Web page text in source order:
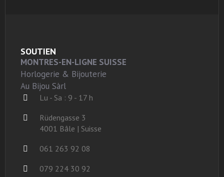
SOUTIEN
MONTRES-EN-LIGNE SUISSE
Horlogerie & Bijouterie
Au Bijou Sàrl
Lu - Sa : 9 - 17 h
Rüdengasse 3
4001 Bâle | Suisse
061 263 92 08
079 224 30 92